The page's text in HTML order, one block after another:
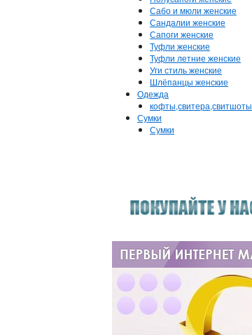
Сабо и мюли женские
Сандалии женские
Сапоги женские
Туфли женские
Туфли летние женские
Уги стиль женские
Шлёпанцы женские
Одежда
кофты,свитера,свитшоты
Сумки
Сумки